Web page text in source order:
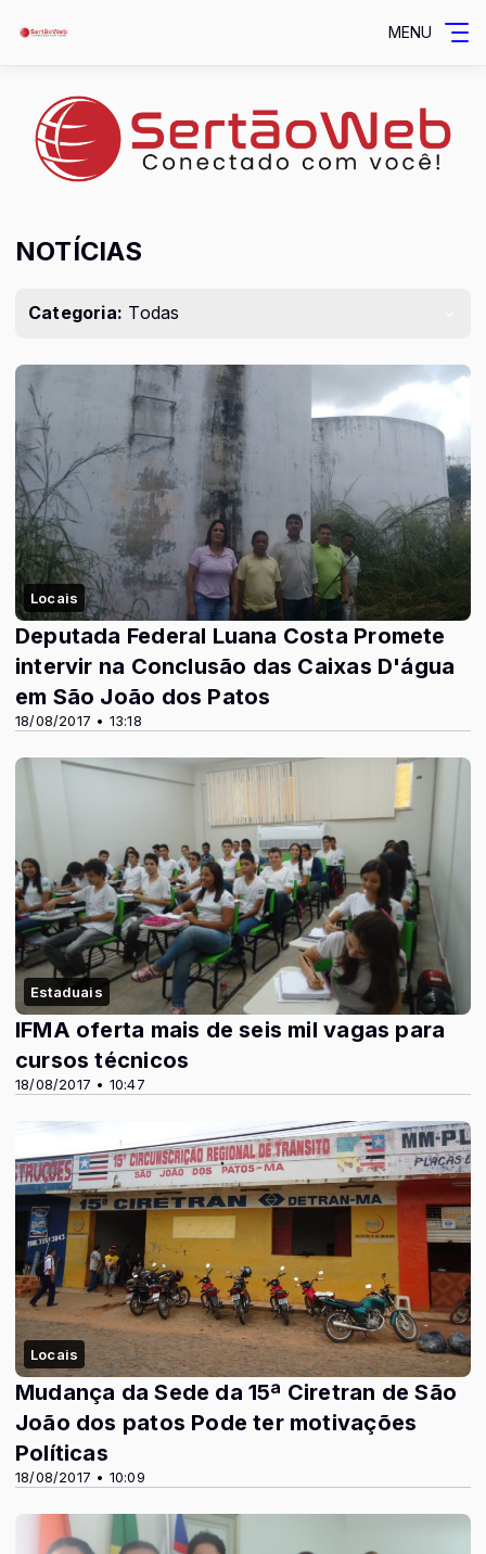
MENU
NOTÍCIAS
Categoria: Todas
Locais
18/08/2017 • 13:18
Deputada Federal Luana Costa Promete
intervir na Conclusão das Caixas D'água
em São João dos Patos
Estaduais
18/08/2017 • 10:47
IFMA oferta mais de seis mil vagas para
cursos técnicos
Locais
18/08/2017 • 10:09
Mudança da Sede da 15ª Ciretran de São
João dos patos Pode ter motivações
Políticas